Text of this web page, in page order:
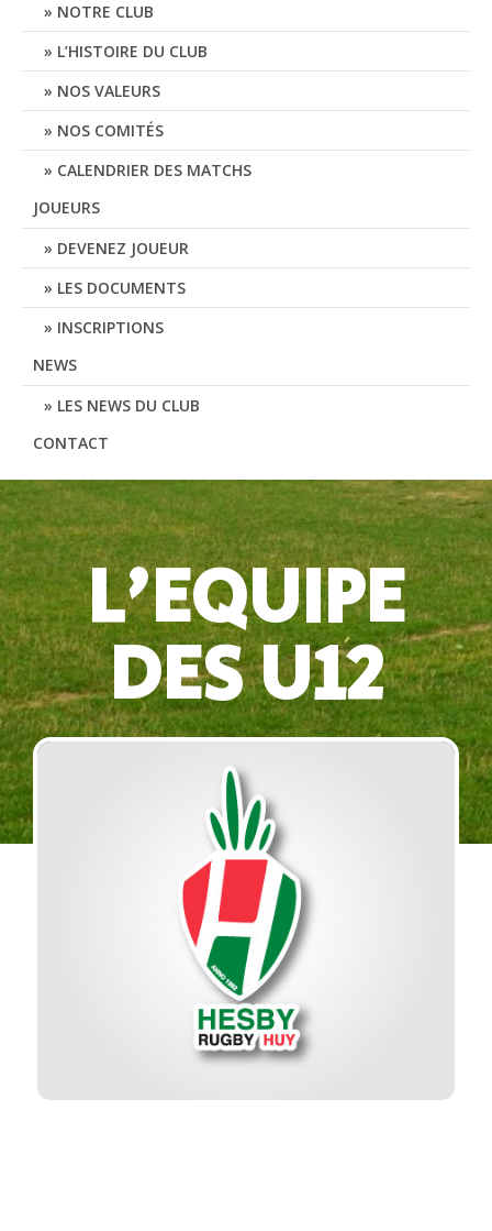
NOTRE CLUB
L’HISTOIRE DU CLUB
NOS VALEURS
NOS COMITÉS
CALENDRIER DES MATCHS
JOUEURS
DEVENEZ JOUEUR
LES DOCUMENTS
INSCRIPTIONS
NEWS
LES NEWS DU CLUB
CONTACT
L’Equipe des U12
L'EQUIPE
DES U12